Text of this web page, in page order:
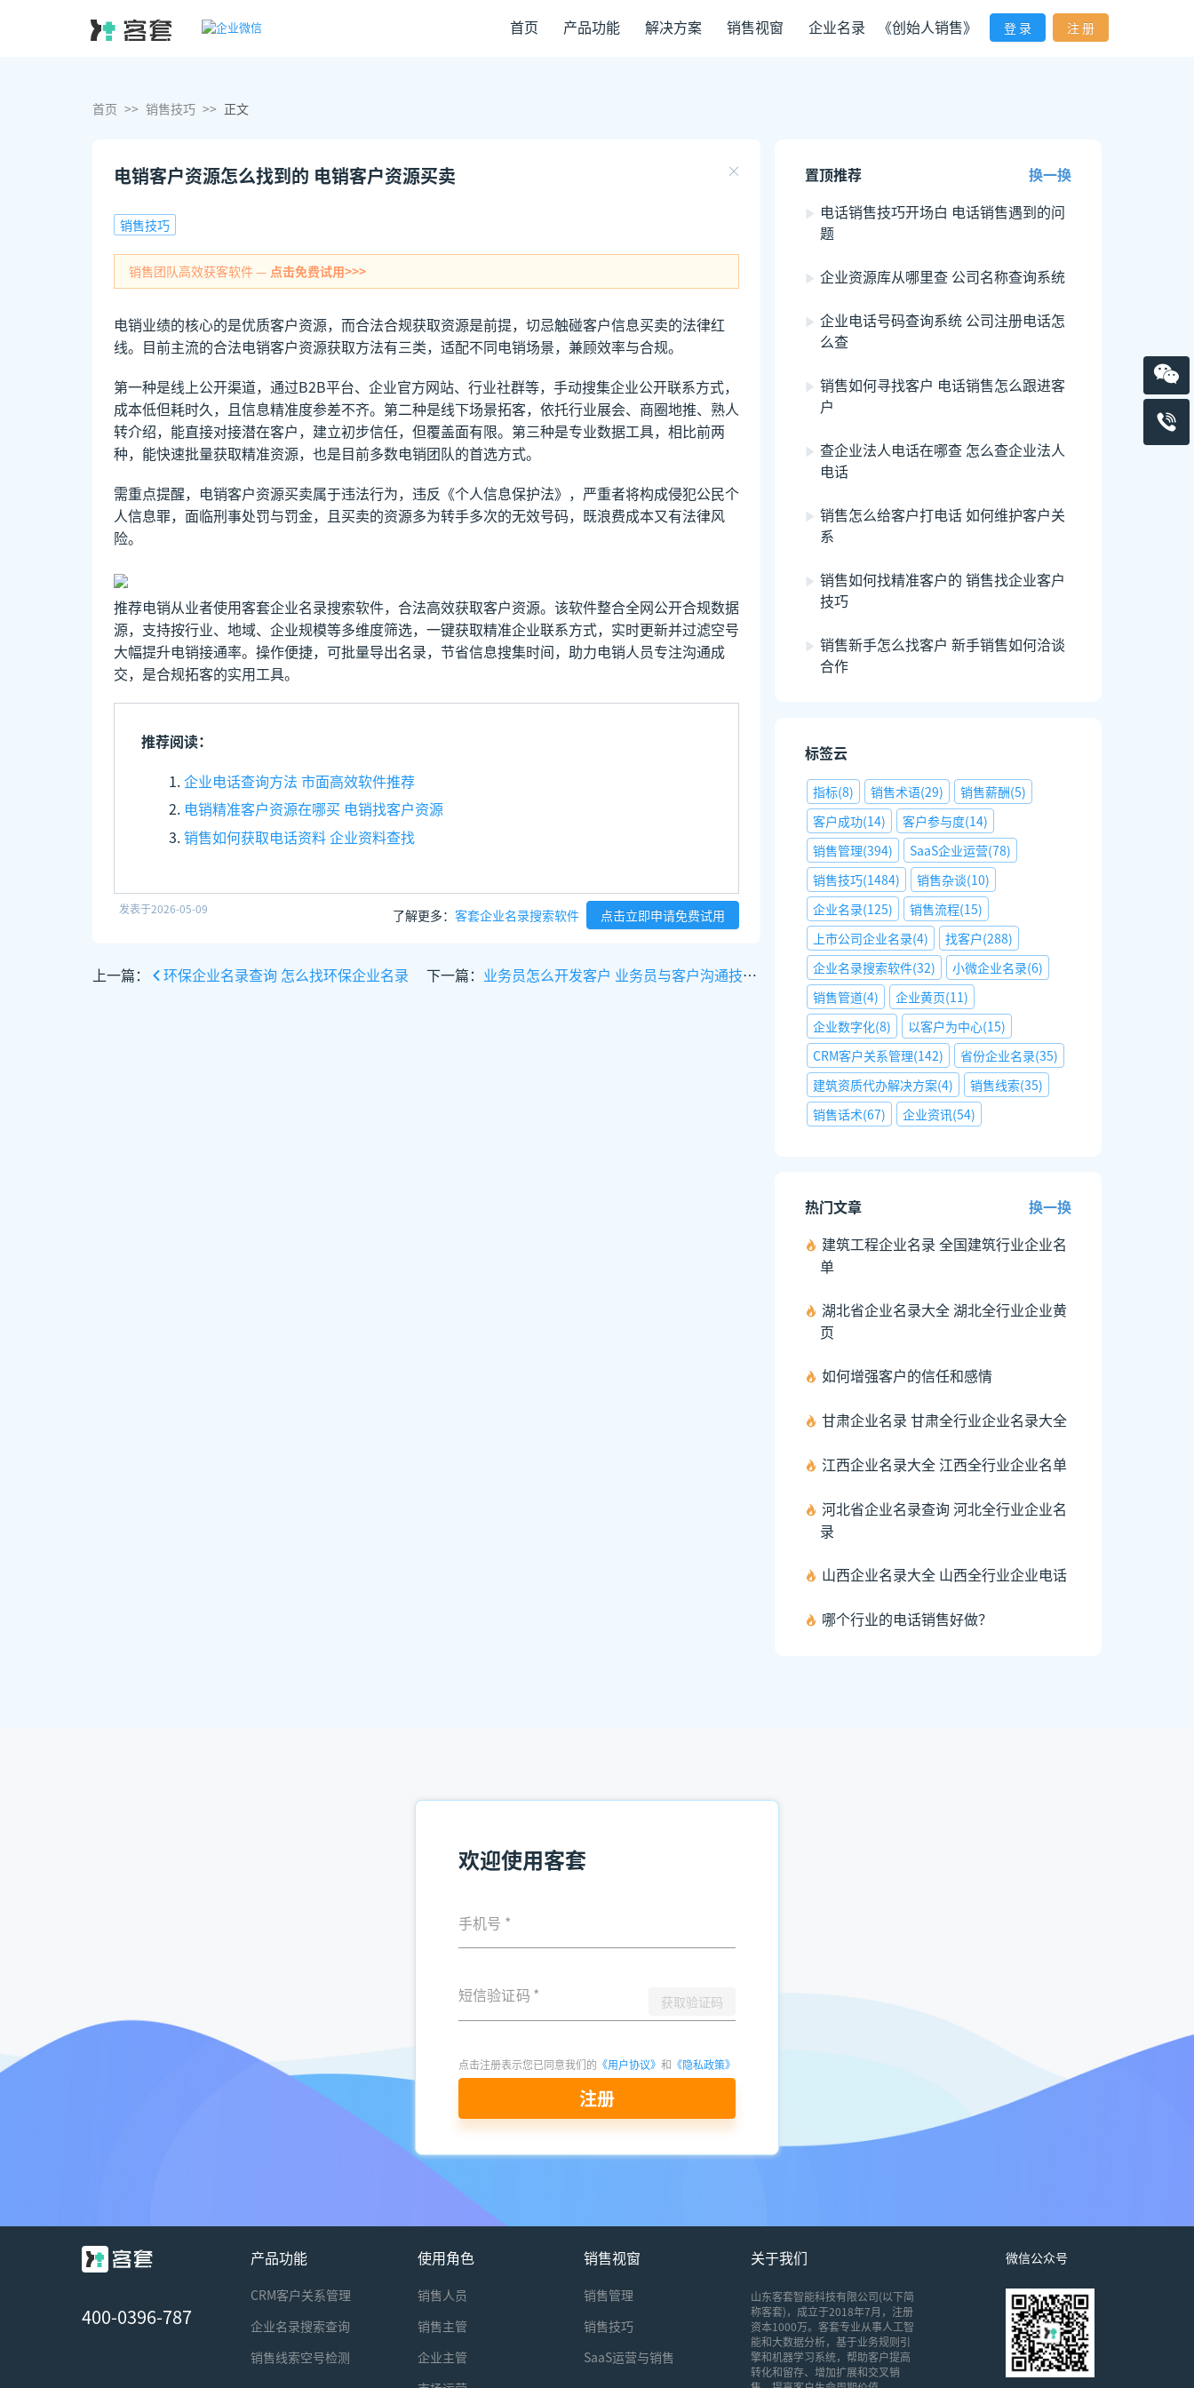
首页 产品功能 解决方案 销售视窗 企业名录 《创始人销售》 登 录 注 册
首页 >> 销售技巧 >> 正文
电销客户资源怎么找到的 电销客户资源买卖
销售技巧
销售团队高效获客软件 — 点击免费试用>>>
电销业绩的核心的是优质客户资源，而合法合规获取资源是前提，切忌触碰客户信息买卖的法律红
线。目前主流的合法电销客户资源获取方法有三类，适配不同电销场景，兼顾效率与合规。
第一种是线上公开渠道，通过B2B平台、企业官方网站、行业社群等，手动搜集企业公开联系方式，
成本低但耗时久，且信息精准度参差不齐。第二种是线下场景拓客，依托行业展会、商圈地推、熟人
转介绍，能直接对接潜在客户，建立初步信任，但覆盖面有限。第三种是专业数据工具，相比前两
种，能快速批量获取精准资源，也是目前多数电销团队的首选方式。
需重点提醒，电销客户资源买卖属于违法行为，违反《个人信息保护法》，严重者将构成侵犯公民个
人信息罪，面临刑事处罚与罚金，且买卖的资源多为转手多次的无效号码，既浪费成本又有法律风
险。
推荐电销从业者使用客套企业名录搜索软件，合法高效获取客户资源。该软件整合全网公开合规数据
源，支持按行业、地域、企业规模等多维度筛选，一键获取精准企业联系方式，实时更新并过滤空号
大幅提升电销接通率。操作便捷，可批量导出名录，节省信息搜集时间，助力电销人员专注沟通成
交，是合规拓客的实用工具。
推荐阅读：
企业电话查询方法 市面高效软件推荐
电销精准客户资源在哪买 电销找客户资源
销售如何获取电话资料 企业资料查找
发表于2026-05-09 了解更多： 客套企业名录搜索软件 点击立即申请免费试用
上一篇： 环保企业名录查询 怎么找环保企业名录 下一篇： 业务员怎么开发客户 业务员与客户沟通技巧
置顶推荐
换一换
电话销售技巧开场白 电话销售遇到的问
题
企业资源库从哪里查 公司名称查询系统
企业电话号码查询系统 公司注册电话怎
么查
销售如何寻找客户 电话销售怎么跟进客
户
查企业法人电话在哪查 怎么查企业法人
电话
销售怎么给客户打电话 如何维护客户关
系
销售如何找精准客户的 销售找企业客户
技巧
销售新手怎么找客户 新手销售如何洽谈
合作
标签云
指标(8) 销售术语(29) 销售薪酬(5)
客户成功(14) 客户参与度(14)
销售管理(394) SaaS企业运营(78)
销售技巧(1484) 销售杂谈(10)
企业名录(125) 销售流程(15)
上市公司企业名录(4) 找客户(288)
企业名录搜索软件(32) 小微企业名录(6)
销售管道(4) 企业黄页(11)
企业数字化(8) 以客户为中心(15)
CRM客户关系管理(142) 省份企业名录(35)
建筑资质代办解决方案(4) 销售线索(35)
销售话术(67) 企业资讯(54)
热门文章
换一换
建筑工程企业名录 全国建筑行业企业名
单
湖北省企业名录大全 湖北全行业企业黄
页
如何增强客户的信任和感情
甘肃企业名录 甘肃全行业企业名录大全
江西企业名录大全 江西全行业企业名单
河北省企业名录查询 河北全行业企业名
录
山西企业名录大全 山西全行业企业电话
哪个行业的电话销售好做？
欢迎使用客套
手机号 *
短信验证码 * 获取验证码
点击注册表示您已同意我们的 《用户协议》 和 《隐私政策》
注册
400-0396-787
产品功能
CRM客户关系管理
企业名录搜索查询
销售线索空号检测
使用角色
销售人员
销售主管
企业主管
销售视窗
销售管理
销售技巧
SaaS运营与销售
关于我们
山东客套智能科技有限公司(以下简
称客套)，成立于2018年7月，注册
资本1000万。客套专业从事人工智
能和大数据分析，基于业务规则引
擎和机器学习系统，帮助客户提高
转化和留存、增加扩展和交叉销
微信公众号